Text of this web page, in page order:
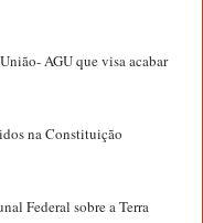
AGU que visa acabar
na Constituição
Federal sobre a Terra